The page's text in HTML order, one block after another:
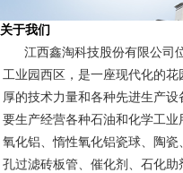
关于我们
江西鑫淘科技股份有限公司
工业园西区，是一座现代化的
厚的技术力量和各种先进生产
要生产经营各种石油和化学工
氧化铝、惰性氧化铝瓷球、陶
孔过滤砖板管、催化剂、石化助